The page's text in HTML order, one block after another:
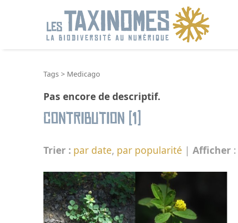
Tags > Medicago
Pas encore de descriptif.
Contribution (1)
Trier : par date, par popularité | Afficher :